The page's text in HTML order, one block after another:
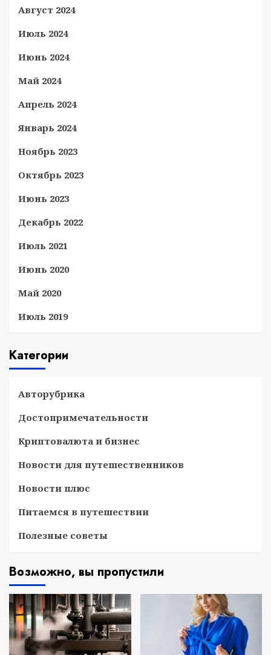
Август 2024
Июль 2024
Июнь 2024
Май 2024
Апрель 2024
Январь 2024
Ноябрь 2023
Октябрь 2023
Июнь 2023
Декабрь 2022
Июль 2021
Июнь 2020
Май 2020
Июль 2019
Категории
Авторубрика
Достопримечательности
Криптовалюта и бизнес
Новости для путешественников
Новости плюс
Питаемся в путешествии
Полезные советы
Возможно, вы пропустили